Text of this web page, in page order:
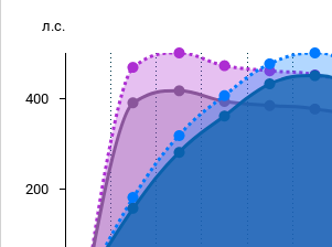
л.с.
200
400